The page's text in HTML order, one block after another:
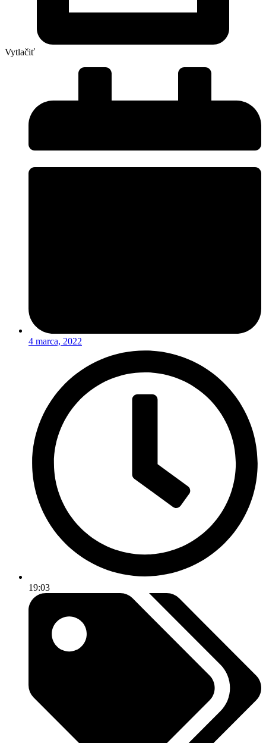
Vytlačiť
4 marca, 2022
19:03